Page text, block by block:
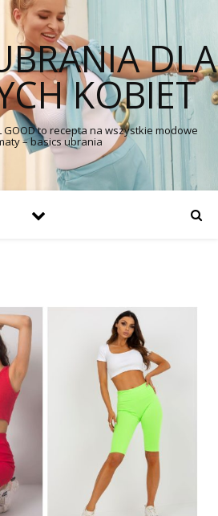
DLA
KOBIET
GOOD to recepta na wszystkie modowe
– basics ubrania